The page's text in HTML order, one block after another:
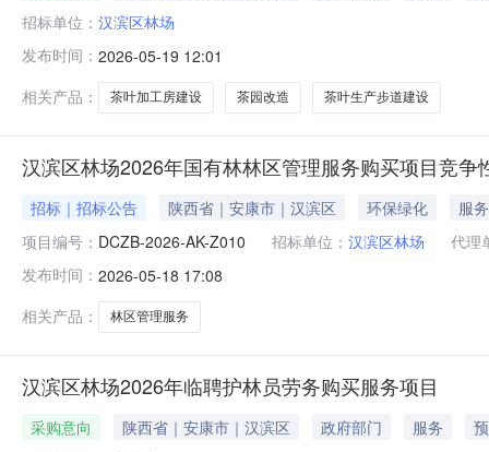
招标单位： 汉滨区林场
发布时间： 2026-05-19 12:01
相关产品：
茶叶加工房建设 茶园改造 茶叶生产步道建设
汉滨区林场2026年国有林林区管理服务购买项目竞争
招标｜招标公告 陕西省｜安康市｜汉滨区 环保绿化
服务
项目编号： DCZB-2026-AK-Z010 招标单位： 汉滨区林场
代理
发布时间： 2026-05-18 17:08
相关产品：
林区管理服务
汉滨区林场2026年临聘护林员劳务购买服务项目
采购意向 陕西省｜安康市｜汉滨区 政府部门 服务